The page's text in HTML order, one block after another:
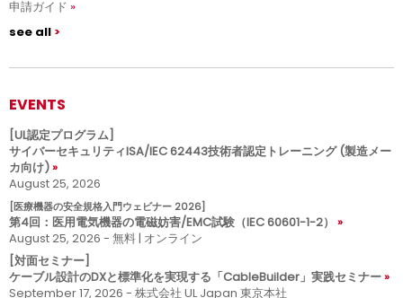
申請ガイド
see all
EVENTS
[UL認定プログラム]
サイバーセキュリティISA/IEC 62443技術者認定トレーニング (製造メー
カ向け)
August 25, 2026
[医療機器の安全規格入門ウェビナー 2026]
第4回：医用電気機器の電磁妨害/EMC試験（IEC 60601-1-2）
August 25, 2026 - 無料 | オンライン
[対面セミナー]
ケーブル設計のDXと標準化を実現する「CableBuilder」実践セミナー
September 17, 2026 - 株式会社 UL Japan 東京本社